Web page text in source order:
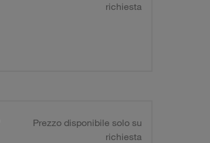
richiesta
Prezzo disponibile solo su
richiesta